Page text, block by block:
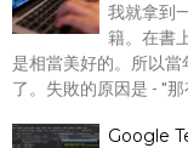
我就拿到
籍。在書
是相當美好的。所以
了。失敗的原因是 - "那
Google